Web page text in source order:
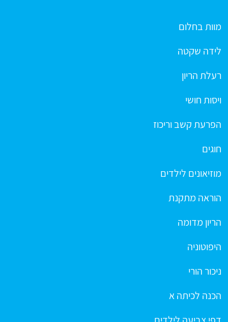
מוות בחלום
לידה שקטה
רעלת הריון
ויסות חושי
הפרעת קשב וריכוז
חוגים
מוזיאונים לילדים
הוראה מתקנת
הריון מדומה
היפוטוניה
ניכור הורי
הכנה לכיתה א